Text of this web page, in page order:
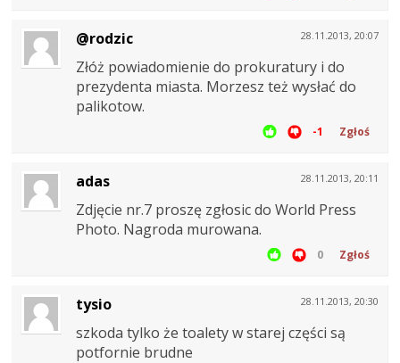
28.11.2013, 20:07
@rodzic
Złóż powiadomienie do prokuratury i do
prezydenta miasta. Morzesz też wysłać do
palikotow.
-1 Zgłoś
28.11.2013, 20:11
adas
Zdjęcie nr.7 proszę zgłosic do World Press
Photo. Nagroda murowana.
0 Zgłoś
28.11.2013, 20:30
tysio
szkoda tylko że toalety w starej części są
potfornie brudne